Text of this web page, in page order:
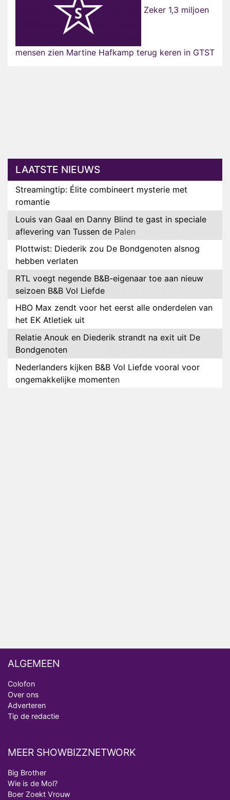
Zeker 1,3 miljoen
mensen zien Martine Hafkamp terug keren in GTST
LAATSTE NIEUWS
Streamingtip: Élite combineert mysterie met
romantie
Louis van Gaal en Danny Blind te gast in speciale
aflevering van Tussen de Palen
Plottwist: Diederik zou De Bondgenoten alsnog
hebben verlaten
RTL voegt negende B&B-eigenaar toe aan nieuw
seizoen B&B Vol Liefde
HBO Max zendt voor het eerst alle onderdelen van
het EK Atletiek uit
Relatie Anouk en Diederik strandt na exit uit De
Bondgenoten
Nederlanders kijken B&B Vol Liefde vooral voor
ongemakkelijke momenten
ALGEMEEN
Colofon
Over ons
Adverteren
Tip de redactie
MEER SHOWBIZZNETWORK
Big Brother
Wie is de Mol?
Boer Zoekt Vrouw